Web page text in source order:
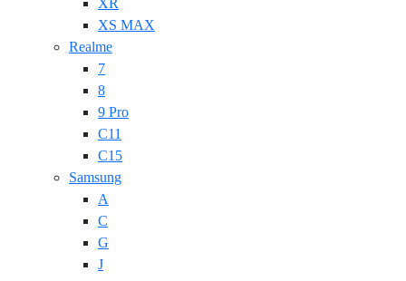
XS MAX
Realme
7
8
9 Pro
C11
C15
Samsung
A
C
G
J